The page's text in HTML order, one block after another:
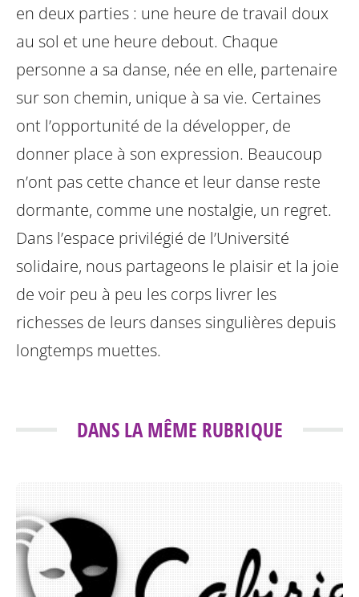
en deux parties : une heure de travail doux
au sol et une heure debout. Chaque
personne a sa danse, née en elle, partenaire
sur son chemin, unique à sa vie. Certaines
ont l’opportunité de la développer, de
donner place à son expression. Beaucoup
n’ont pas cette chance et leur danse reste
dormante, comme une nostalgie, un regret.
Dans l’espace privilégié de l’Université
solidaire, nous partageons le plaisir et la joie
de voir peu à peu les corps livrer les
richesses de leurs danses singulières depuis
longtemps muettes.
DANS LA MÊME RUBRIQUE